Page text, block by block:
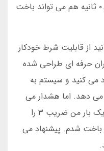
ایجاد می شود. این تأخیر حتی ۰.۵ ثانیه هم می تواند باخت
از قابلیت شرط خودکار
حرفه ای طراحی شده
می کنید و سیستم به
می دهد. اما هشدار می
دهم: این قابلیت خطرناک است. یک بار من ضریب ۳ را
باخت شدم. پیشنهاد می